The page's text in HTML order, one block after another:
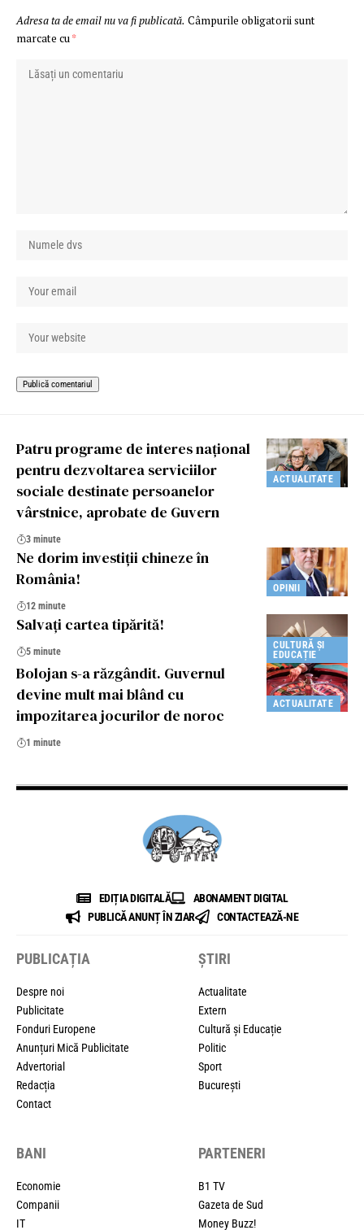
Adresa ta de email nu va fi publicată. Câmpurile obligatorii sunt
marcate cu *
ACTUALITATE
Patru programe de interes naţional
pentru dezvoltarea serviciilor
sociale destinate persoanelor
vârstnice, aprobate de Guvern
3 minute
OPINII
Ne dorim investiţii chineze în
România!
12 minute
CULTURĂ ȘI
EDUCAȚIE
Salvați cartea tipărită!
5 minute
ACTUALITATE
Bolojan s-a răzgândit. Guvernul
devine mult mai blând cu
impozitarea jocurilor de noroc
1 minute
EDIȚIA DIGITALĂ
ABONAMENT DIGITAL
PUBLICĂ ANUNȚ ÎN ZIAR
CONTACTEAZĂ-NE
PUBLICAȚIA
Despre noi
Publicitate
Fonduri Europene
Anunțuri Mică Publicitate
Advertorial
Redacția
Contact
ȘTIRI
Actualitate
Extern
Cultură și Educație
Politic
Sport
București
BANI
Economie
Companii
IT
PARTENERI
B1 TV
Gazeta de Sud
Money Buzz!